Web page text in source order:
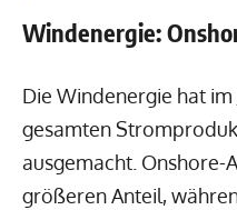
Windenergie:
Die Windenergie hat
gesamten
ausgemacht. Onshore-
größeren Anteil,